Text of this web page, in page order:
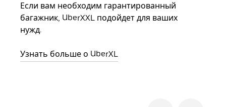
Если вам необходим гарантированный
багажник, UberXXL подойдет для ваших
нужд.
Узнать больше о UberXL